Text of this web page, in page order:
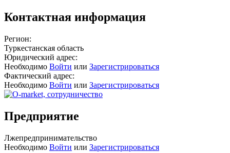
Контактная информация
Регион:
Туркестанская область
Юридический адрес:
Необходимо Войти или Зарегистрироваться
Фактический адрес:
Необходимо Войти или Зарегистрироваться
Предприятие
Лжепредпринимательство
Необходимо Войти или Зарегистрироваться